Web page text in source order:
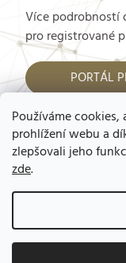
Používáme
prohlížení webu a
zlepšovali jeho
zde.
Více podrobností
pro registrované
PORTÁL
Jak
Copyright 2026GERnétic
zastoupení pro ČR a SR,